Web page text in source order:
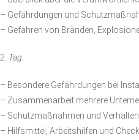
– Gefährdungen und
– Gefahren von Bränden,
2. Tag:
– Besondere Gefährdungen bei
– Zusammenarbeit mehrere
– Schutzmaßnahmen und
– Hilfsmittel, Arbeitshilfen und